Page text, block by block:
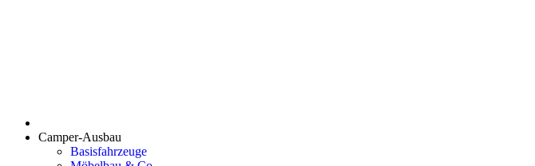
Camper-Ausbau
Basisfahrzeuge